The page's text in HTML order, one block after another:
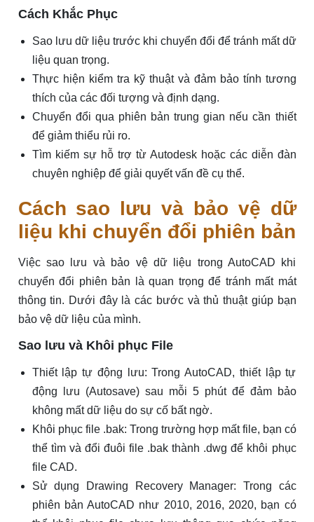
Cách Khắc Phục
Sao lưu dữ liệu trước khi chuyển đổi để tránh mất dữ
liệu quan trọng.
Thực hiện kiểm tra kỹ thuật và đảm bảo tính tương
thích của các đối tượng và định dạng.
Chuyển đổi qua phiên bản trung gian nếu cần thiết
để giảm thiểu rủi ro.
Tìm kiếm sự hỗ trợ từ Autodesk hoặc các diễn đàn
chuyên nghiệp để giải quyết vấn đề cụ thể.
Cách sao lưu và bảo vệ dữ
liệu khi chuyển đổi phiên bản
Việc sao lưu và bảo vệ dữ liệu trong AutoCAD khi
chuyển đổi phiên bản là quan trọng để tránh mất mát
thông tin. Dưới đây là các bước và thủ thuật giúp bạn
bảo vệ dữ liệu của mình.
Sao lưu và Khôi phục File
Thiết lập tự động lưu: Trong AutoCAD, thiết lập tự
động lưu (Autosave) sau mỗi 5 phút để đảm bảo
không mất dữ liệu do sự cố bất ngờ.
Khôi phục file .bak: Trong trường hợp mất file, bạn có
thể tìm và đổi đuôi file .bak thành .dwg để khôi phục
file CAD.
Sử dụng Drawing Recovery Manager: Trong các
phiên bản AutoCAD như 2010, 2016, 2020, bạn có